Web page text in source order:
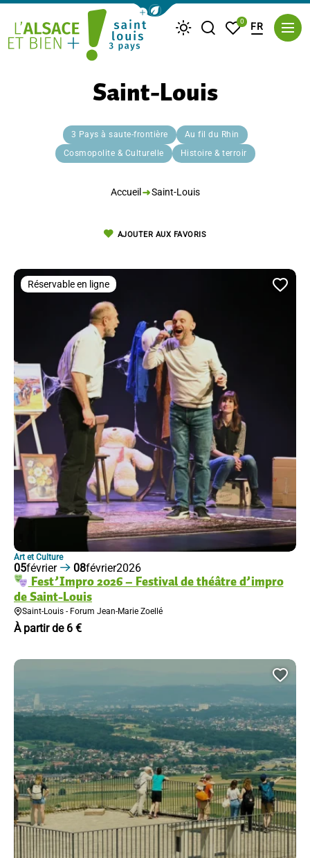
Afficher la barre de navigation du
MétéoJe recherche
Mes favoris
0 FR
Saint-Louis
3 Pays à saute-frontière
Au fil du Rhin
Cosmopolite & Culturelle
Histoire & terroir
Accueil Saint-Louis
AJOUTER AUX FAVORIS
Art et Culture
05février 08février2026
Fest’Impro 2026 – Festival de théâtre d’impro
de Saint-Louis
Saint-Louis - Forum Jean-Marie Zoellé
À partir de 6 €
Réservable en ligne